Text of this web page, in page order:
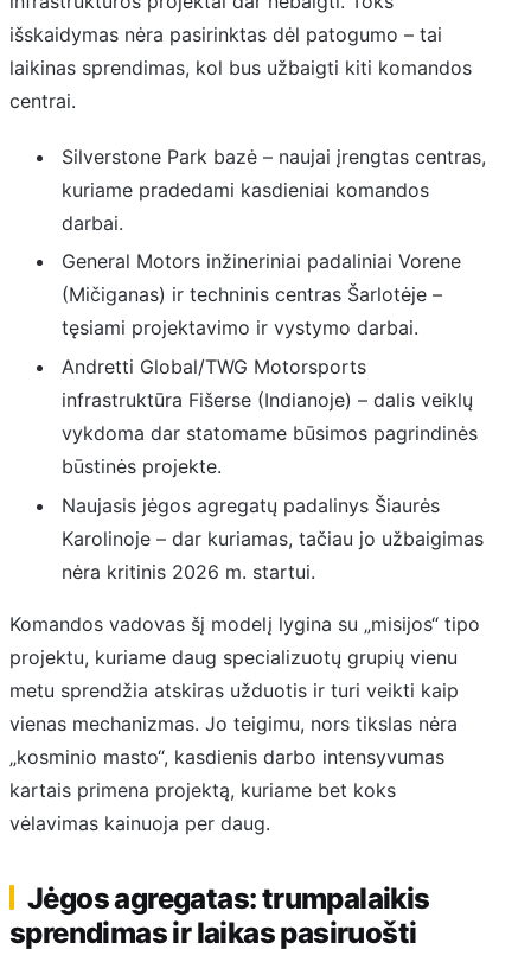
išskaidymas nėra pasirinktas dėl patogumo – tai
laikinas sprendimas, kol bus užbaigti kiti komandos
centrai.
Silverstone Park bazė – naujai įrengtas centras,
kuriame pradedami kasdieniai komandos
darbai.
General Motors inžineriniai padaliniai Vorene
(Mičiganas) ir techninis centras Šarlotėje –
tęsiami projektavimo ir vystymo darbai.
Andretti Global/TWG Motorsports
infrastruktūra Fišerse (Indianoje) – dalis veiklų
vykdoma dar statomame būsimos pagrindinės
būstinės projekte.
Naujasis jėgos agregatų padalinys Šiaurės
Karolinoje – dar kuriamas, tačiau jo užbaigimas
nėra kritinis 2026 m. startui.
Komandos vadovas šį modelį lygina su „misijos“ tipo
projektu, kuriame daug specializuotų grupių vienu
metu sprendžia atskiras užduotis ir turi veikti kaip
vienas mechanizmas. Jo teigimu, nors tikslas nėra
„kosminio masto“, kasdienis darbo intensyvumas
kartais primena projektą, kuriame bet koks
vėlavimas kainuoja per daug.
Jėgos agregatas: trumpalaikis
sprendimas ir laikas pasiruošti